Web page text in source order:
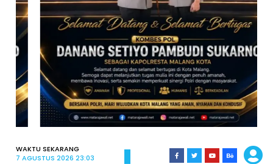
WAKTU SEKARANG
7 AGUSTUS 2026 23:03